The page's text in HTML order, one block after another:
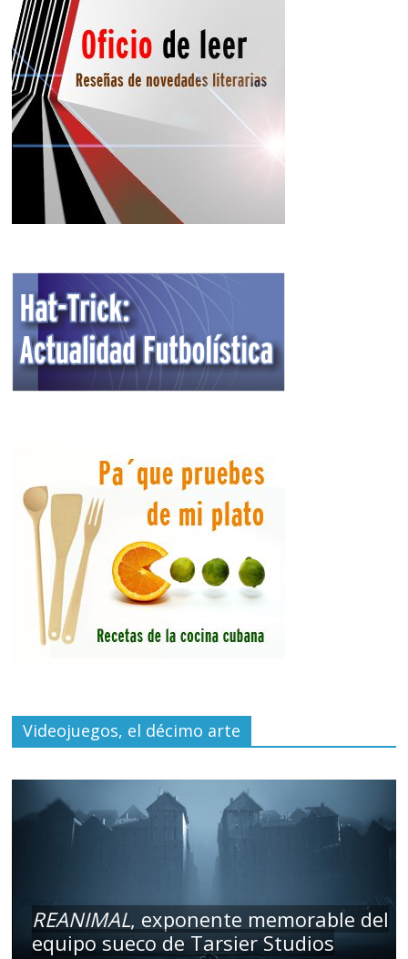
Videojuegos, el décimo arte
REANIMAL, exponente memorable del
equipo sueco de Tarsier Studios